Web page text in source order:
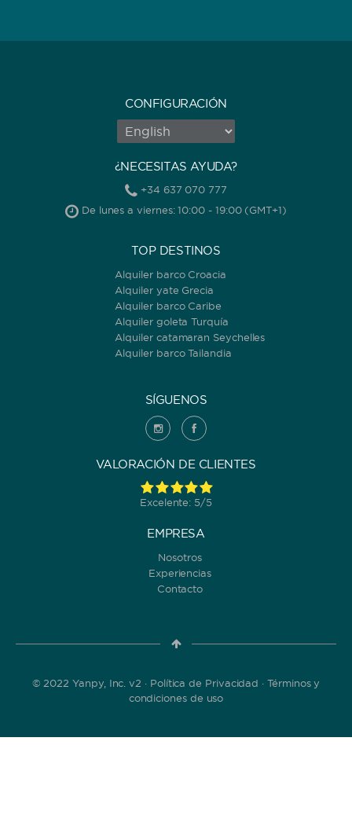
CONFIGURACIÓN
¿NECESITAS AYUDA?
+34 637 070 777
De lunes a viernes: 10:00 - 19:00 (GMT+1)
TOP DESTINOS
Alquiler barco Croacia
Alquiler yate Grecia
Alquiler barco Caribe
Alquiler goleta Turquía
Alquiler catamaran Seychelles
Alquiler barco Tailandia
SÍGUENOS
VALORACIÓN DE CLIENTES
Excelente: 5/5
EMPRESA
Nosotros
Experiencias
Contacto
© 2022 Yanpy, Inc. v2 · Política de Privacidad ·Términos y
condiciones de uso